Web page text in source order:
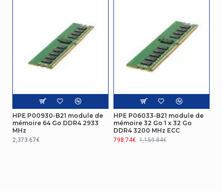
HPE P00930-B21 module de
mémoire 64 Go DDR4 2933
MHz
2,373.67€
HPE P06033-B21 module de
mémoire 32 Go 1 x 32 Go
DDR4 3200 MHz ECC
798.74€ 1,159.84€